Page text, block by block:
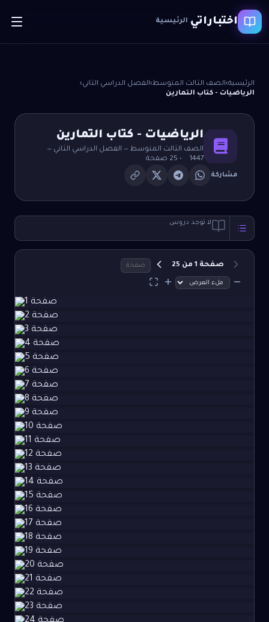
اختباراتي الرئيسية
الرئيسية›الصف الثالث المتوسط›الفصل الدراسي الثاني›
الرياضيات - كتاب التمارين
الرياضيات - كتاب التمارين
الصف الثالث المتوسط — الفصل الدراسي الثاني —
1447
•
25 صفحة
مشاركة
لا توجد دروس
صفحة 1 من 25